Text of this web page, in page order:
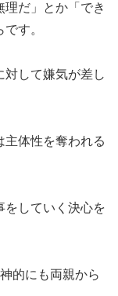
だ」とか「でき
す。
対して嫌気が差し
主体性を奪われる
をしていく決心を
的にも両親から